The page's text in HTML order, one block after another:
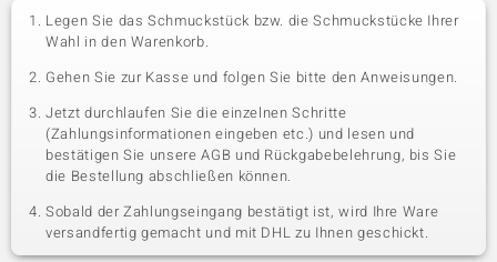
Legen Sie das Schmuckstück bzw. die Schmuckstücke Ihrer
Wahl in den Warenkorb.
Gehen Sie zur Kasse und folgen Sie bitte den Anweisungen.
Jetzt durchlaufen Sie die einzelnen Schritte
(Zahlungsinformationen eingeben etc.) und lesen und
bestätigen Sie unsere AGB und Rückgabebelehrung, bis Sie
die Bestellung abschließen können.
Sobald der Zahlungseingang bestätigt ist, wird Ihre Ware
versandfertig gemacht und mit DHL zu Ihnen geschickt.